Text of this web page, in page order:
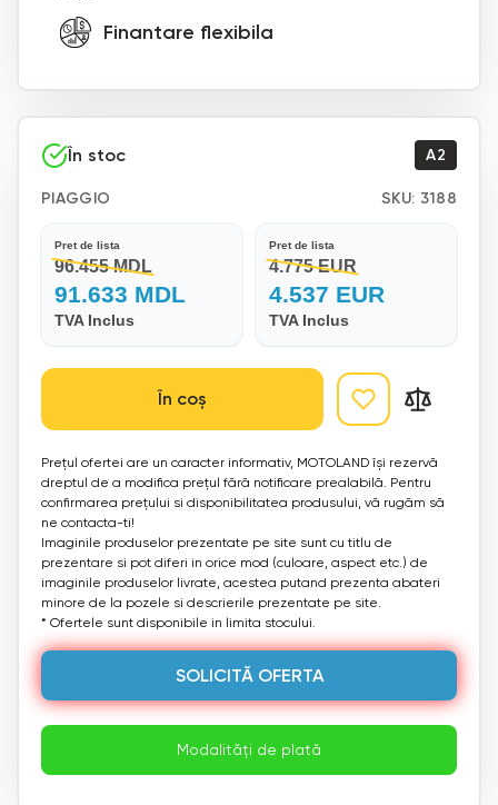
Finantare flexibila
În stoc A2
PIAGGIO SKU: 3188
Pret de lista
96.455 MDL
91.633 MDL
TVA Inclus
Pret de lista
4.775 EUR
4.537 EUR
TVA Inclus
În coș
Prețul ofertei are un caracter informativ, MOTOLAND își rezervă
dreptul de a modifica prețul fără notificare prealabilă. Pentru
confirmarea prețului si disponibilitatea produsului, vă rugăm să
ne contacta-ti!
Imaginile produselor prezentate pe site sunt cu titlu de
prezentare si pot diferi in orice mod (culoare, aspect etc.) de
imaginile produselor livrate, acestea putand prezenta abateri
minore de la pozele si descrierile prezentate pe site.
* Ofertele sunt disponibile in limita stocului.
SOLICITĂ OFERTA
Modalități de plată